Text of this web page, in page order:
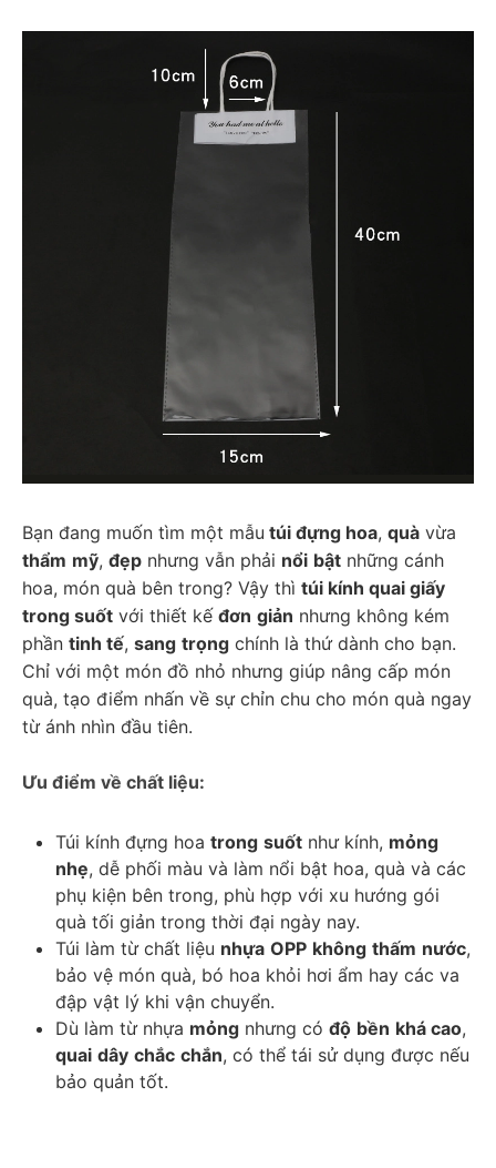
Bạn đang muốn tìm một mẫu túi đựng hoa, quà
thẩm mỹ, đẹp nhưng vẫn phải nổi bật những cánh
hoa, món quà bên trong? Vậy thì túi kính quai giấy
trong suốt với thiết kế đơn giản nhưng không kém
phần tinh tế, sang trọng chính là thứ dành cho bạn.
Chỉ với một món đồ nhỏ nhưng giúp nâng cấp món
quà, tạo điểm nhấn về sự chỉn chu cho món quà ngay
từ ánh nhìn đầu tiên.
Ưu điểm về chất liệu:
Túi kính đựng hoa trong suốt như kính, mỏng
nhẹ, dễ phối màu và làm nổi bật hoa, quà và các
phụ kiện bên trong, phù hợp với xu hướng gói
quà tối giản trong thời đại ngày nay.
Túi làm từ chất liệu nhựa OPP không thấm nước,
bảo vệ món quà, bó hoa khỏi hơi ẩm hay các va
đập vật lý khi vận chuyển.
Dù làm từ nhựa mỏng nhưng có độ bền khá cao
quai dây chắc chắn, có thể tái sử dụng được nếu
bảo quản tốt.